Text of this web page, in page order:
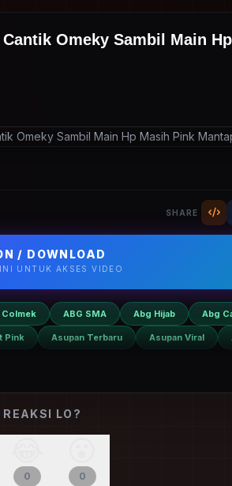
Omeky Sambil Main
SHARE
/ DOWNLOAD
UNTUK AKSES VIDEO
Colmek ABG SMA Abg Hijab Abg
Pink Asupan Terbaru Asupan Viral
REAKSI LO?
0 0